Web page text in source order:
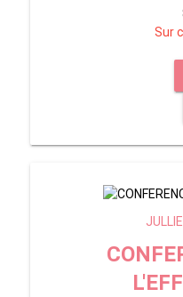
Sur